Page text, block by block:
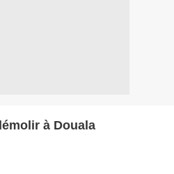
à Douala